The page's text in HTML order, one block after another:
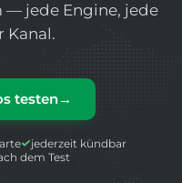
— jede Engine, jede
Kanal.
testen→
jederzeit kündbar
dem Test